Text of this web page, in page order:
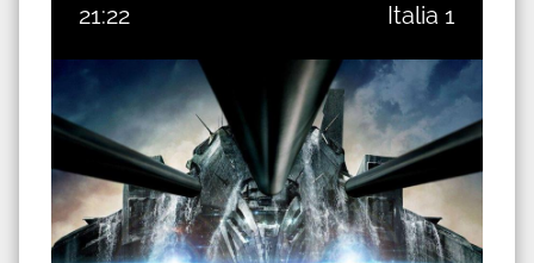
21:22 Italia 1